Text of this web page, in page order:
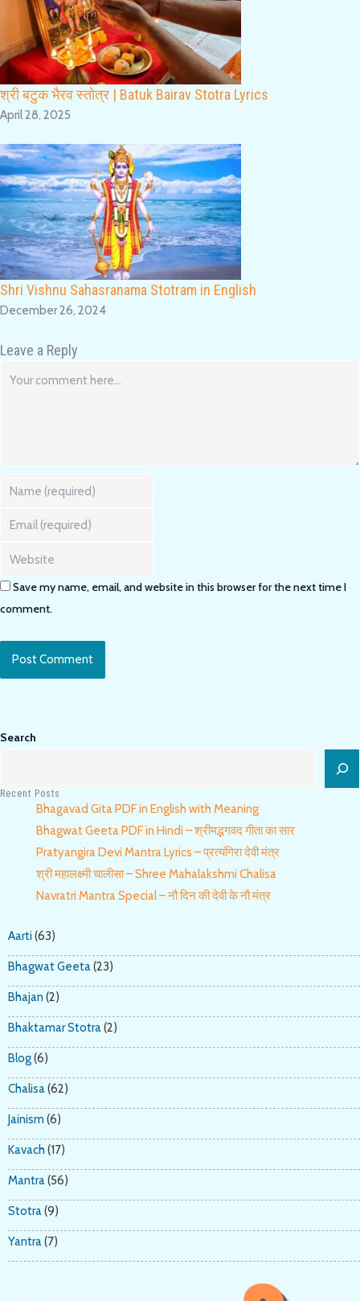
श्री बटुक भैरव स्तोत्र | Batuk Bairav Stotra Lyrics
April 28, 2025
Shri Vishnu Sahasranama Stotram in English
December 26, 2024
Leave a Reply
your
comment
your
address
to
comment
your
website
(optional)
Save my name, email, and website in this browser for the next time I
comment.
Search
Recent Posts
Bhagavad Gita PDF in English with Meaning
Bhagwat Geeta PDF in Hindi – श्रीमद्भगवद गीता का सार
Pratyangira Devi Mantra Lyrics – प्रत्यंगिरा देवी मंत्र
श्री महालक्ष्मी चालीसा – Shree Mahalakshmi Chalisa
Navratri Mantra Special – नौ दिन की देवी के नौ मंत्र
Aarti (63)
Bhagwat Geeta (23)
Bhajan (2)
Bhaktamar Stotra (2)
Blog(6)
Chalisa (62)
Jainism (6)
Kavach (17)
Mantra (56)
Stotra (9)
Yantra (7)